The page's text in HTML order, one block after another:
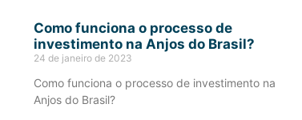
Como funciona o processo de
investimento na Anjos do Brasil?
24 de janeiro de 2023
Como funciona o processo de investimento na
Anjos do Brasil?